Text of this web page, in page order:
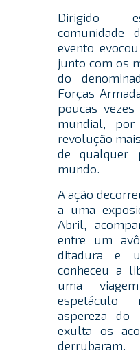
Dirigido
comunidade
evento
junto com os
do
Forças
poucas
mundial,
revolução
de qualquer
mundo.
A ação
a uma
Abril,
entre um
ditadura e
conheceu a
uma
aspereza do
exulta os
derrubaram.